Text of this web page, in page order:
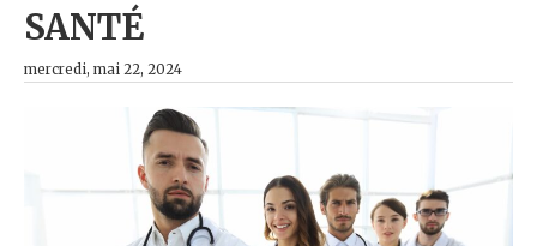
SANTÉ
mercredi, mai 22, 2024